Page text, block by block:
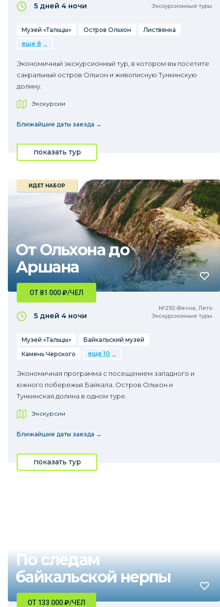
Экскурсионные туры
5 дней 4 ночи
Музей «Тальцы» Остров Ольхон
Листвянка
еще 8
Экономичный экскурсионный тур, в котором вы посетите
сакральный остров Ольхон и живописную Тункинскую
долину.
Экскурсии
Ближайшие даты заезда →
показать тур
От Ольхона до
Аршана
ИДЕТ НАБОР
№292•Весна, Лето
Экскурсионные туры
ОТ 81 000₽/ЧЕЛ
5 дней 4 ночи
Музей «Тальцы»
Байкальский музей
Камень Черского
еще 10
Экономичная программа с посещением западного и
южного побережья Байкала. Остров Ольхон и
Тункинская долина в одном туре.
Экскурсии
Ближайшие даты заезда →
показать тур
По следам
байкальской нерпы
ОТ 133 000₽/ЧЕЛ